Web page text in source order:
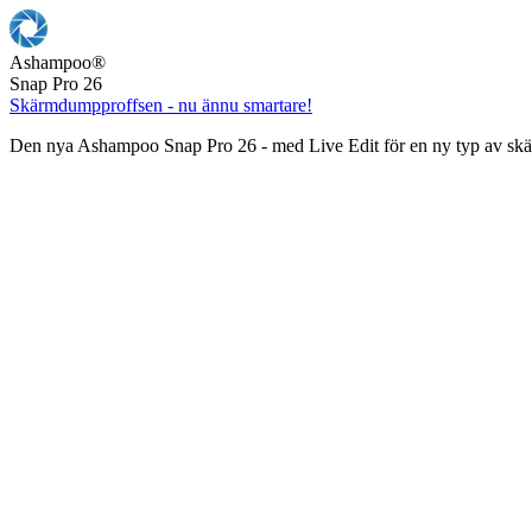
Ashampoo®
Snap Pro 26
Skärmdumpproffsen - nu ännu smartare!
Den nya Ashampoo Snap Pro 26 - med Live Edit för en ny typ av